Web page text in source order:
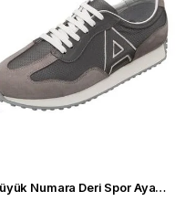
Büyük Numara Deri Spor Ayakkabı - GG18 Gri